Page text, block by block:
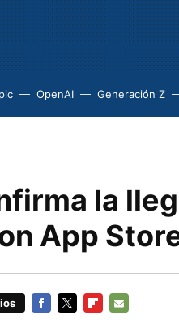
OpenAI Generación Z
la
App